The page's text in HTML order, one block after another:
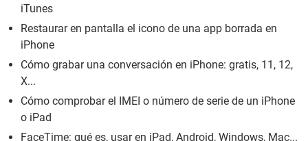
iTunes
Restaurar en pantalla el icono de una app borrada en
iPhone
Cómo grabar una conversación en iPhone: gratis, 11, 12,
X...
Cómo comprobar el IMEI o número de serie de un iPhone
o iPad
FaceTime: qué es, usar en iPad, Android, Windows, Mac...